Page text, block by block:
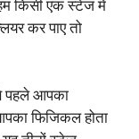
किसी एक स्टेज में
कर पाए तो
पहले आपका
फिजिकल होता